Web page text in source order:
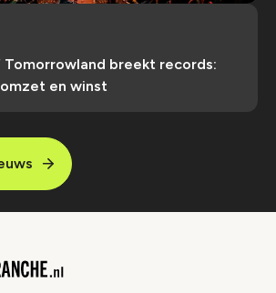
breekt records:
en winst